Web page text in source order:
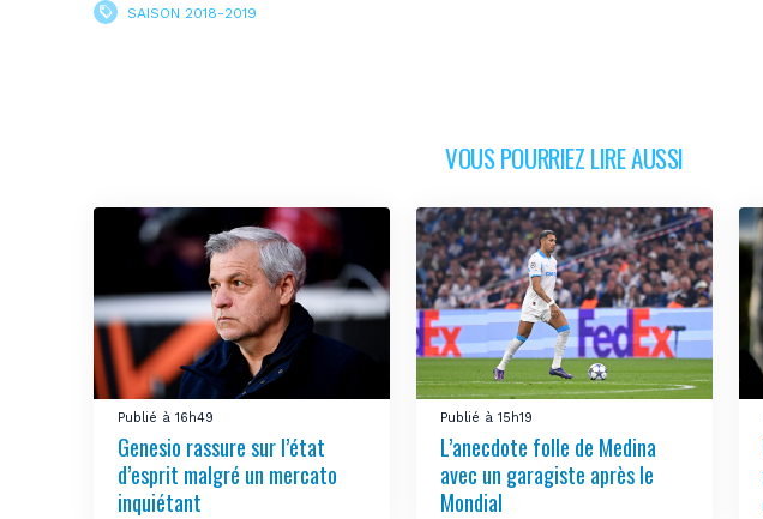
SAISON 2018-2019
VOUS POURRIEZ LIRE AUSSI
Publié à 16h49
Genesio rassure sur l’état
d’esprit malgré un mercato
inquiétant
Publié à 15h19
L’anecdote folle de Medina
avec un garagiste après le
Mondial